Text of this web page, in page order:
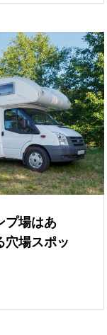
プ場はあ
穴場スポッ